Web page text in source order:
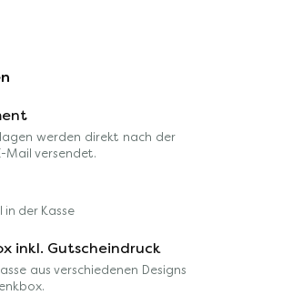
werden direkt nach der
Mail versendet.
der Kasse
inkl. Gutscheindruck
aus verschiedenen Designs